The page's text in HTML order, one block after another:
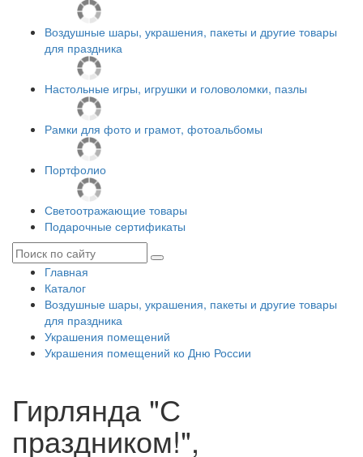
Воздушные шары, украшения, пакеты и другие товары
для праздника
Настольные игры, игрушки и головоломки, пазлы
Рамки для фото и грамот, фотоальбомы
Портфолио
Светоотражающие товары
Подарочные сертификаты
Главная
Каталог
Воздушные шары, украшения, пакеты и другие товары
для праздника
Украшения помещений
Украшения помещений ко Дню России
Гирлянда "С
праздником!",